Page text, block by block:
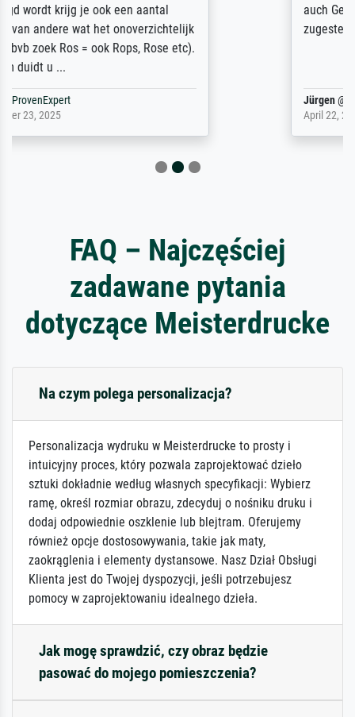
auch Geburtstag sein) doch nach zu Hause
zugestellt wurde.
Jürgen
FAQ – Najczęściej
zadawane pytania
dotyczące Meisterdrucke
Na czym polega personalizacja?
Personalizacja wydruku w Meisterdrucke to prosty i
intuicyjny proces, który pozwala zaprojektować dzieło
sztuki dokładnie według własnych specyfikacji: Wybierz
ramę, określ rozmiar obrazu, zdecyduj o nośniku druku i
dodaj odpowiednie oszklenie lub blejtram. Oferujemy
również opcje dostosowywania, takie jak maty,
zaokrąglenia i elementy dystansowe. Nasz Dział Obsługi
Klienta jest do Twojej dyspozycji, jeśli potrzebujesz
pomocy w zaprojektowaniu idealnego dzieła.
Jak mogę sprawdzić, czy obraz będzie
pasować do mojego pomieszczenia?